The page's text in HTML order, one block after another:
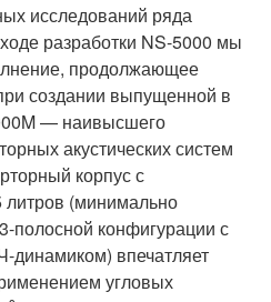
исследований ряда
разработки NS-5000 мы
продолжающее
создании выпущенной в
— наивысшего
акустических систем
корпус с
(минимально
полосной конфигурации с
впечатляет
угловых